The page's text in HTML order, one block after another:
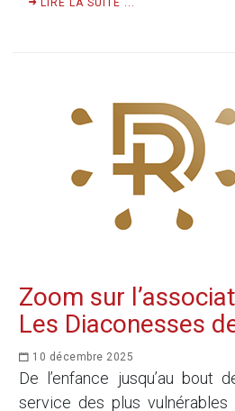
LIRE LA SUITE ...
Zoom sur
Les Diaconesses
10 décembre 2025
De l’enfance jusqu’au bout
service des plus